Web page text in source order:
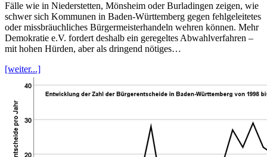
Fälle wie in Niederstetten, Mönsheim oder Burladingen zeigen, wie
schwer sich Kommunen in Baden-Württemberg gegen fehlgeleitetes
oder missbräuchliches Bürgermeisterhandeln wehren können. Mehr
Demokratie e.V. fordert deshalb ein geregeltes Abwahlverfahren –
mit hohen Hürden, aber als dringend nötiges…
[weiter...]